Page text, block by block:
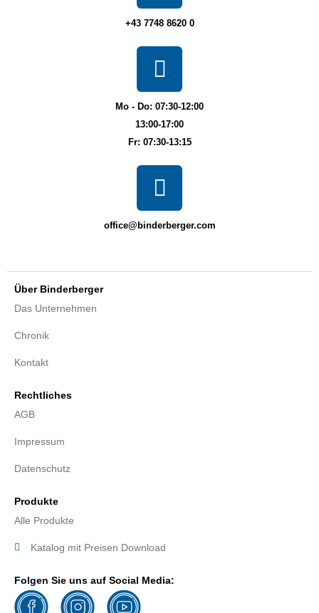
+43 7748 8620 0
Mo - Do: 07:30-12:00
13:00-17:00
Fr: 07:30-13:15
office@binderberger.com
Über Binderberger
Das Unternehmen
Chronik
Kontakt
Rechtliches
AGB
Impressum
Datenschutz
Produkte
Alle Produkte
Katalog mit Preisen Download
Folgen Sie uns auf Social Media: